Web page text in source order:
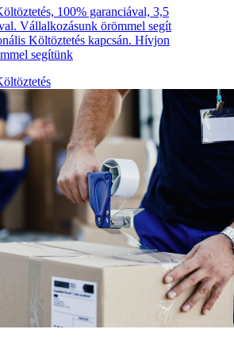
100% garanciával, 3,5
Vállalkozásunk örömmel segít
Költöztetés kapcsán. Hívjon
segítünk